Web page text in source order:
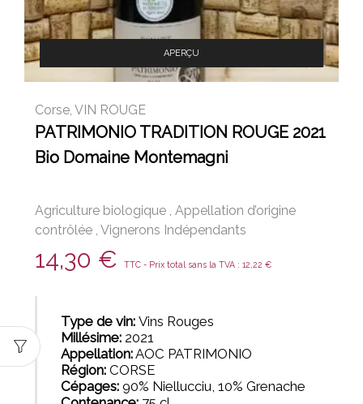
APERÇU
Corse, VIN ROUGE
PATRIMONIO TRADITION ROUGE 2021
Bio Domaine Montemagni
Agriculture biologique Appellation d’origine
contrôlée Vignerons Indépendants
14,30 € TTC - Prix total sans la TVA : 12,22 €
Type de vin: Vins Rouges
Millésime:2021
Appellation:AOC PATRIMONIO
Région:CORSE
Cépages:90% Niellucciu, 10% Grenache